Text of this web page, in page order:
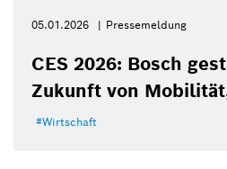
05.01.2026 Pressemeldung
CES 2026: Bosch
Zukunft von
Wirtschaft